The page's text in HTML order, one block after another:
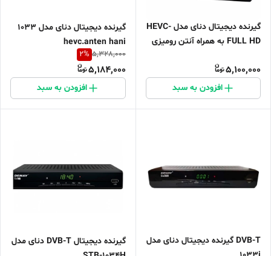
گیرنده دیجیتال دنای مدل HEVC-
FULL HD به همراه آنتن رومیزی
5,100,000
افزودن به سبد
گیرنده دیجیتال دنای مدل 1033
hevc.anten hani
5,328,000
2%
5,184,000
افزودن به سبد
DVB-T گیرنده دیجیتال دنای مدل
گیرنده دیجیتال DVB-T دنای مدل